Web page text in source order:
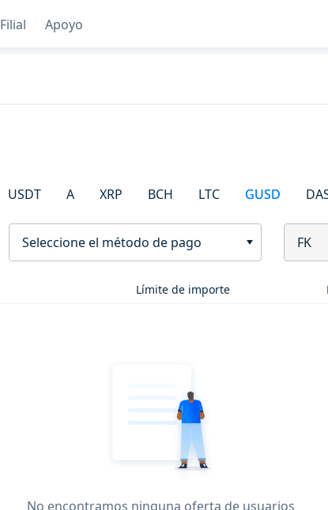
Filial Apoyo
USDT A XRP BCH LTC GUSD
Seleccione el método de pago FK
Límite de importe
No encontramos ninguna oferta de usuarios